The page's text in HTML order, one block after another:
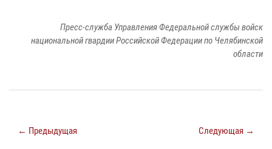
Пресс-служба Управления Федеральной службы войск
национальной гвардии Российской Федерации по Челябинской
области
← Предыдущая Следующая →